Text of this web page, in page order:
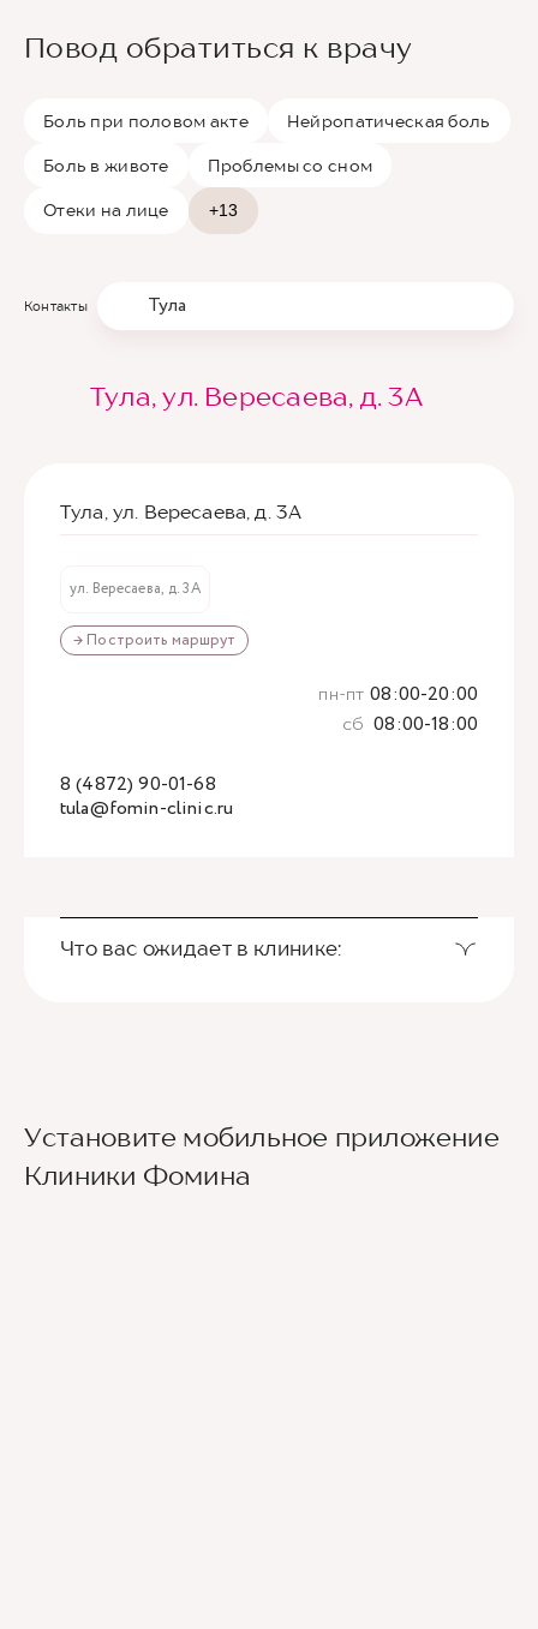
Повод обратиться к врачу
Боль при половом акте Нейропатическая боль
Боль в животе Проблемы со сном
Отеки на лице +13
Контакты Тула
Тула, ул. Вересаева, д. 3А
Тула, ул. Вересаева, д. 3А
ул. Вересаева, д. 3А
→ Построить маршрут
tula@fomin-clinic.ru
8 (4872) 90-01-68
пн-пт 08:00-20:00
сб 08:00-18:00
Что вас ожидает в клинике:
Ведущие врачи региона
Установите мобильное приложение
Клиники Фомина